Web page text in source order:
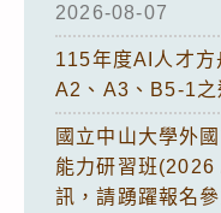
2026-08-07
115年度AI人才方
A2、A3、B5-1之
國立中山大學外
能力研習班
訊，請踴躍報名參